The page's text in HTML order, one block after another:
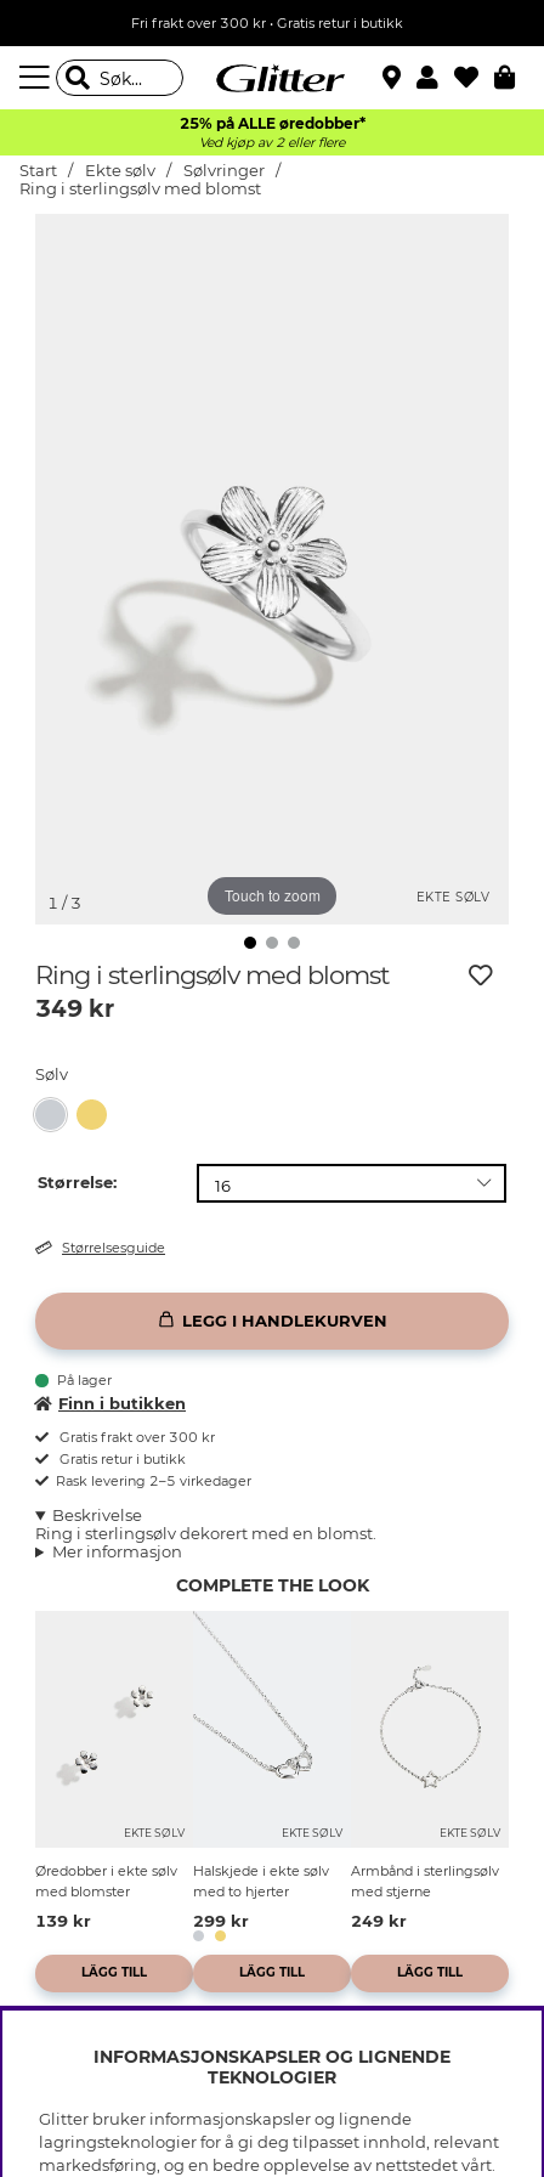
Fri frakt over 300 kr • Gratis retur i butikk
25% på ALLE øredobber*
Ved kjøp av 2 eller flere
Start Ekte sølv
Sølvringer
Ring i sterlingsølv med blomst
EKTE SØLV
Touch to zoom
1 / 3
Ring i sterlingsølv med blomst
349 kr
Sølv
Størrelse:
Størrelsesguide
LEGG I HANDLEKURVEN
På lager
Finn i butikken
Gratis frakt over 300 kr
Gratis retur i butikk
Rask levering 2–5 virkedager
Beskrivelse
Ring i sterlingsølv dekorert med en blomst.
Mer informasjon
COMPLETE THE LOOK
EKTE SØLV
Øredobber i ekte sølv
med blomster
139 kr
LÄGG TILL
EKTE SØLV
Halskjede i ekte sølv
med to hjerter
299 kr
LÄGG TILL
EKTE SØLV
Armbånd i sterlingsølv
med stjerne
249 kr
LÄGG TILL
INFO
Vilkår
INFORMASJONSKAPSLER OG LIGNENDE
TEKNOLOGIER
Glitter bruker informasjonskapsler og lignende
lagringsteknologier for å gi deg tilpasset innhold, relevant
markedsføring, og en bedre opplevelse av nettstedet vårt.